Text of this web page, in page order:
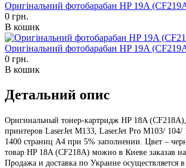
Оригінальний фотобарабан HP 19A
0 грн.
В кошик
Оригінальний фотобарабан HP 19A
0 грн.
В кошик
Детальний опис
Оригинальный тонер-картридж HP 18A
принтеров LaserJet M133, LaserJet Pro M103/ 104/
1400 страниц А4 при 5% заполнении. Цвет –
товар HP 18A (CF218A) можно в Киеве заказав
Продажа и доставка по Украине осуществляется